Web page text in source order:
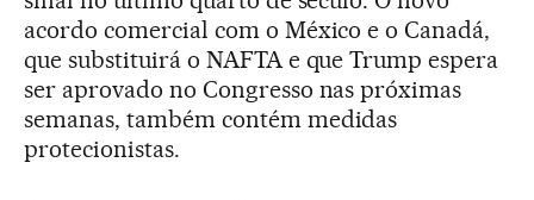
acordo comercial com o México e o Canadá,
que substituirá o NAFTA e que Trump espera
ser aprovado no Congresso nas próximas
semanas, também contém medidas
protecionistas.